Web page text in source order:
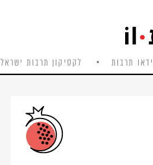
וידאו תרבות לקסיקון תרבות ישראל